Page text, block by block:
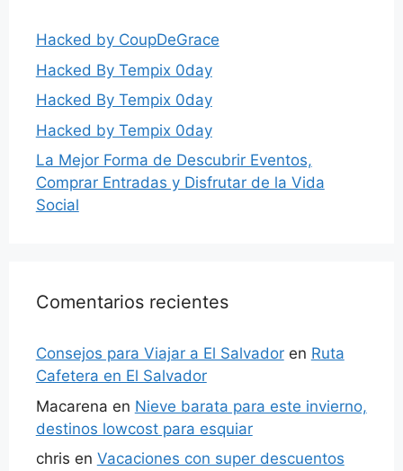
Hacked by CoupDeGrace
Hacked By Tempix 0day
Hacked By Tempix 0day
Hacked by Tempix 0day
La Mejor Forma de Descubrir Eventos,
Comprar Entradas y Disfrutar de la Vida
Social
Comentarios recientes
Consejos para Viajar a El Salvadoren Ruta
Cafetera en El Salvador
Macarena en Nieve barata para este invierno,
destinos lowcost para esquiar
chris en Vacaciones con super descuentos